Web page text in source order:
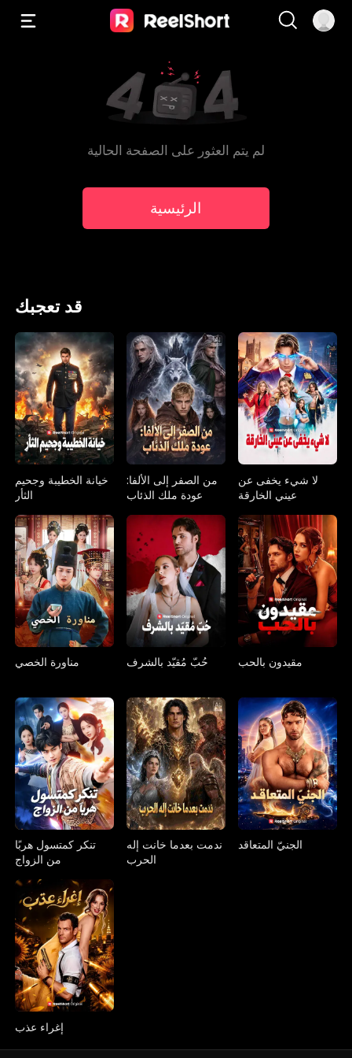
لم يتم العثور على الصفحة الحالية
الرئيسية
قد تعجبك
خيانة الخطيبة وجحيم
الثأر
من الصفر إلى الألفا:
عودة ملك الذئاب
لا شيء يخفى عن
عيني الخارقة
مناورة الخصي حُبّ مُقيّد بالشرف مقيدون بالحب
تنكر كمتسول هربًا
من الزواج
ندمت بعدما خانت إله
الحرب
الجنيّ المتعاقد
إغراء عذب